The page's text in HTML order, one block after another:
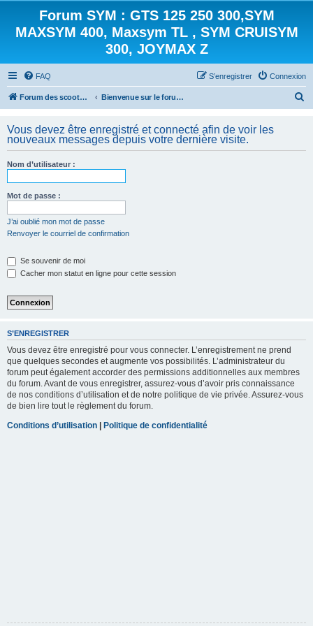
Forum SYM : GTS 125 250 300,SYM
MAXSYM 400, Maxsym TL , SYM CRUISYM
300, JOYMAX Z
FAQ Connexion
S’enregistrer
Forum des scooters SYM - GTS -MAXSYM - CRUISYM - JOYMAX - Maxsym TL Bienvenue sur le forum des scooters de la gamme SYM
Vous devez être enregistré et connecté afin de voir les
nouveaux messages depuis votre dernière visite.
Nom d’utilisateur :
Mot de passe :
J’ai oublié mon mot de passe
Renvoyer le courriel de confirmation
Se souvenir de moi
Cacher mon statut en ligne pour cette session
S’ENREGISTRER
Vous devez être enregistré pour vous connecter. L’enregistrement ne prend
que quelques secondes et augmente vos possibilités. L’administrateur du
forum peut également accorder des permissions additionnelles aux membres
du forum. Avant de vous enregistrer, assurez-vous d’avoir pris connaissance
de nos conditions d’utilisation et de notre politique de vie privée. Assurez-vous
de bien lire tout le règlement du forum.
Conditions d’utilisation | Politique de confidentialité